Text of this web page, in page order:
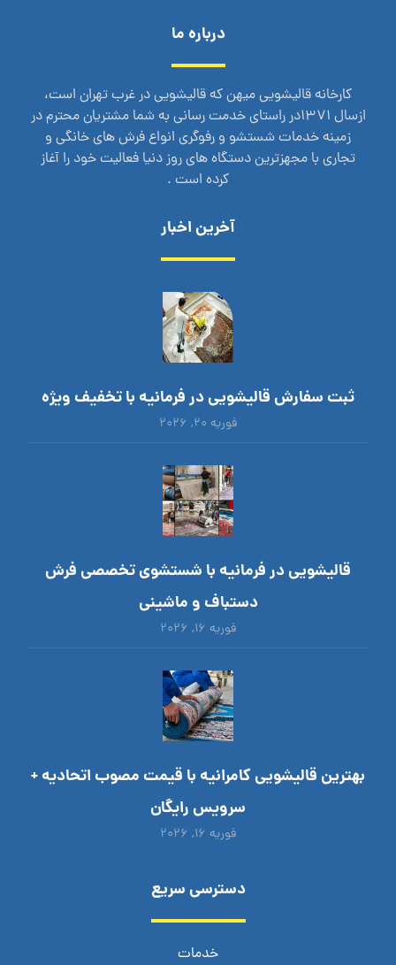
درباره ما
کارخانه قالیشویی میهن که قالیشویی در غرب تهران است،
ازسال 1371در راستای خدمت رسانی به شما مشتریان محترم در
زمینه خدمات شستشو و رفوگری انواع فرش های خانگی و
تجاری با مجهزترین دستگاه های روز دنیا فعالیت خود را آغاز
کرده است .
آخرین اخبار
ثبت سفارش قالیشویی در فرمانیه با تخفیف ویژه
فوریه ۲۰, ۲۰۲۶
قالیشویی در فرمانیه با شستشوی تخصصی فرش
دستباف و ماشینی
فوریه ۱۶, ۲۰۲۶
بهترین قالیشویی کامرانیه با قیمت مصوب اتحادیه +
سرویس رایگان
فوریه ۱۶, ۲۰۲۶
دسترسی سریع
خدمات